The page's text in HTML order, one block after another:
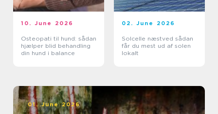
10. June 2026
Osteopati til hund: sådan
hjælper blid behandling
din hund i balance
02. June 2026
Solcelle næstved sådan
får du mest ud af solen
lokalt
01. June 2026